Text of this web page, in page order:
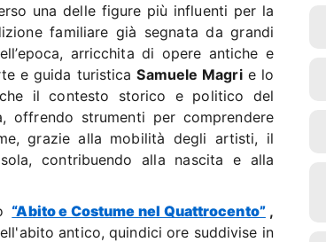
una delle figure più influenti per la
familiare già segnata da grandi
arricchita di opere antiche e
e guida turisticaSamuele Magrie lo
il contesto storico e politico del
offrendo strumenti per comprendere
grazie alla mobilità degli artisti, il
contribuendo alla nascita e alla
“Abito e Costume nel Quattrocento” ,
antico, quindici ore suddivise in